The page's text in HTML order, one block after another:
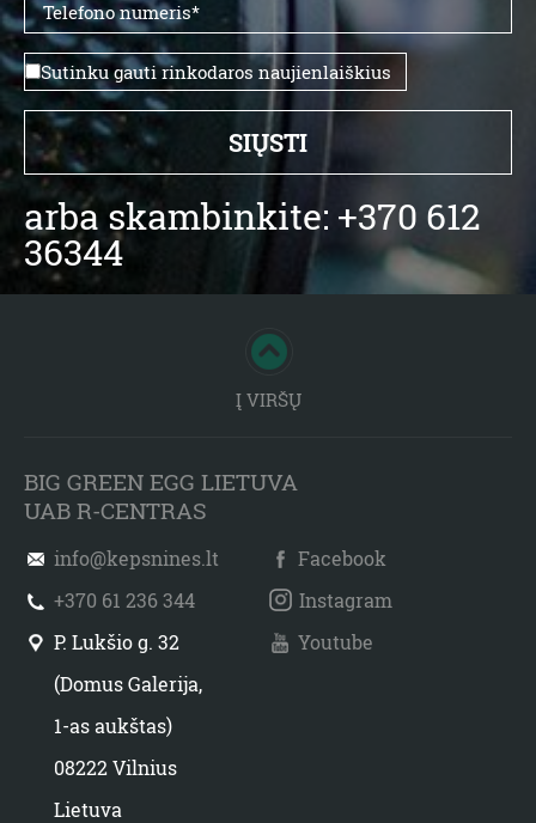
Sutinku gauti rinkodaros naujienlaiškius
arba skambinkite: +370 612
36344
Į VIRŠŲ
BIG GREEN EGG LIETUVA
UAB R-CENTRAS
info@kepsnines.lt
+370 61 236 344
P. Lukšio g. 32
(Domus Galerija,
1-as aukštas)
08222 Vilnius
Lietuva
Facebook
Instagram
Youtube